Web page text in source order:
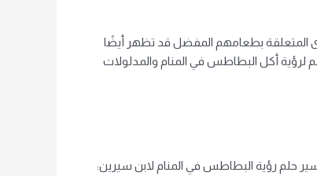
المتعلقة بطعامهم المفضل قد تظهر أيضًا
لرؤية أكل البطاطس في المنام والمدلولات
حلم رؤية البطاطس في المنام لابن سيرين: